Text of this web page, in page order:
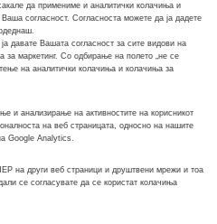
да примениме и аналитички колачиња и
согласност. Согласноста можете да ја дадете
давате Вашата согласност за сите видови на
за маркетинг. Со одбирање на полето „не се
на аналитички колачиња и колачиња за
и анализирање на активностите на корисникот
на веб страницата, односно на нашите
Google Analytics.
на други веб страници и друштвени мрежи и тоа
се согласувате да се користат колачиња